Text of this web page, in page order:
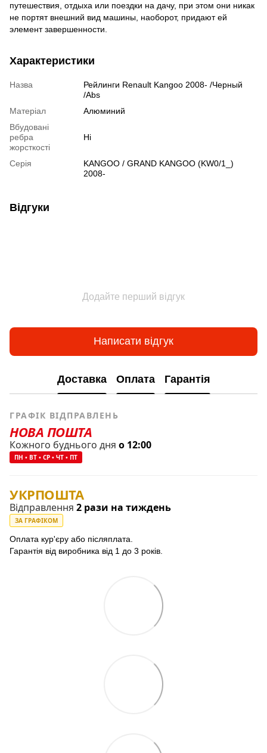
путешествия, отдыха или поездки на дачу, при этом они никак
не портят внешний вид машины, наоборот, придают ей
элемент завершенности.
Характеристики
Назва
Рейлинги Renault Kangoo 2008- /Черный
/Abs
Матеріал
Алюминий
Вбудовані
ребра
жорсткості
Ні
Серія
KANGOO / GRAND KANGOO (KW0/1_)
2008-
Відгуки
Додайте перший відгук
Написати відгук
Доставка Оплата Гарантія
ГРАФІК ВІДПРАВЛЕНЬ
НОВА ПОШТА
Кожного буднього дня о 12:00
ПН • ВТ • СР • ЧТ • ПТ
УКРПОШТА
Відправлення 2 рази на тиждень
ЗА ГРАФІКОМ
Оплата кур'єру або післяплата.
Гарантія від виробника від 1 до 3 років.